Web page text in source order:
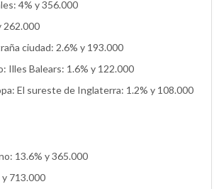
4% y 356.000
262.000
ciudad: 2.6% y 193.000
Illes Balears: 1.6% y 122.000
El sureste de Inglaterra: 1.2% y 108.000
13.6% y 365.000
y 713.000